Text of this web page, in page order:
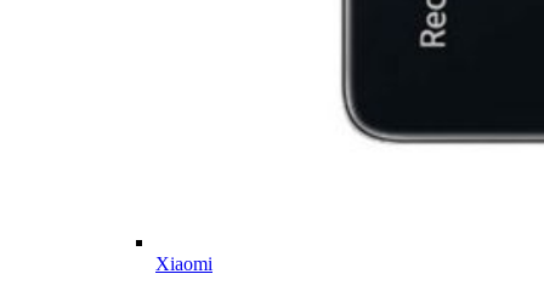
Xiaomi